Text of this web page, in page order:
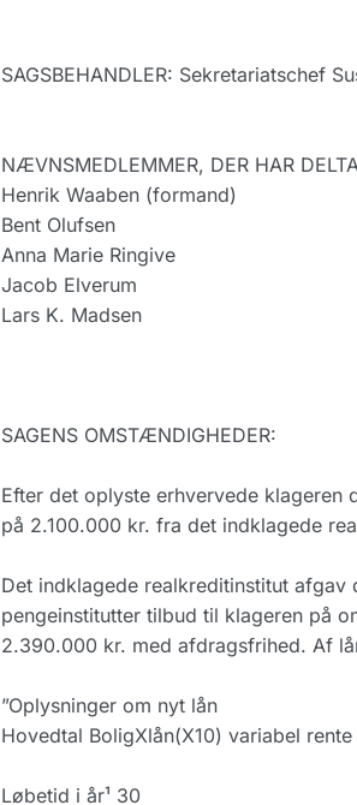
SAGSBEHANDLER: Sekretariatschef
NÆVNSMEDLEMMER, DER HAR
Henrik Waaben (formand)
Bent Olufsen
Anna Marie Ringive
Jacob Elverum
Lars K. Madsen
SAGENS OMSTÆNDIGHEDER:
Efter det oplyste erhvervede klageren
på 2.100.000 kr. fra det indklagede
Det indklagede realkreditinstitut
pengeinstitutter tilbud til klageren på
2.390.000 kr. med afdragsfrihed. Af
”Oplysninger om nyt lån
Hovedtal BoligXlån(X10) variabel rente
Løbetid i år¹ 30